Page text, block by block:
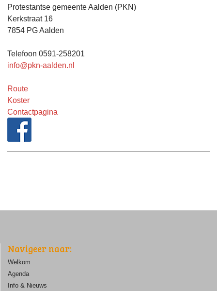
Protestantse gemeente Aalden (PKN)
Kerkstraat 16
7854 PG Aalden
Telefoon 0591-258201
info@pkn-aalden.nl
Route
Koster
Contactpagina
Navigeer naar:
Welkom
Agenda
Info & Nieuws